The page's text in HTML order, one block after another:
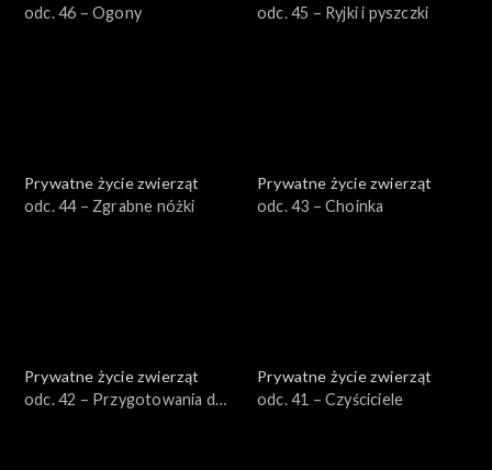
odc. 46 – Ogony
odc. 45 – Ryjki i pyszczki
Prywatne życie zwierząt
odc. 44 – Zgrabne nóżki
Prywatne życie zwierząt
odc. 43 – Choinka
Prywatne życie zwierząt
odc. 42 – Przygotowania do
Prywatne życie zwierząt
odc. 41 – Czyściciele